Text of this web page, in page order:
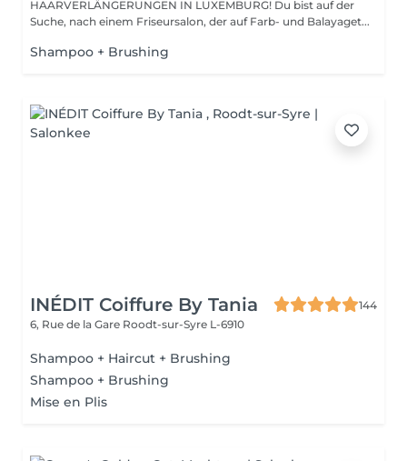
HAARVERLÄNGERUNGEN IN LUXEMBURG! Du bist auf der
Suche, nach einem Friseursalon, der auf Farb- und Balayaget...
Shampoo + Brushing
INÉDIT Coiffure By Tania
144
6, Rue de la Gare Roodt-sur-Syre L-6910
Shampoo + Haircut + Brushing
Shampoo + Brushing
Mise en Plis